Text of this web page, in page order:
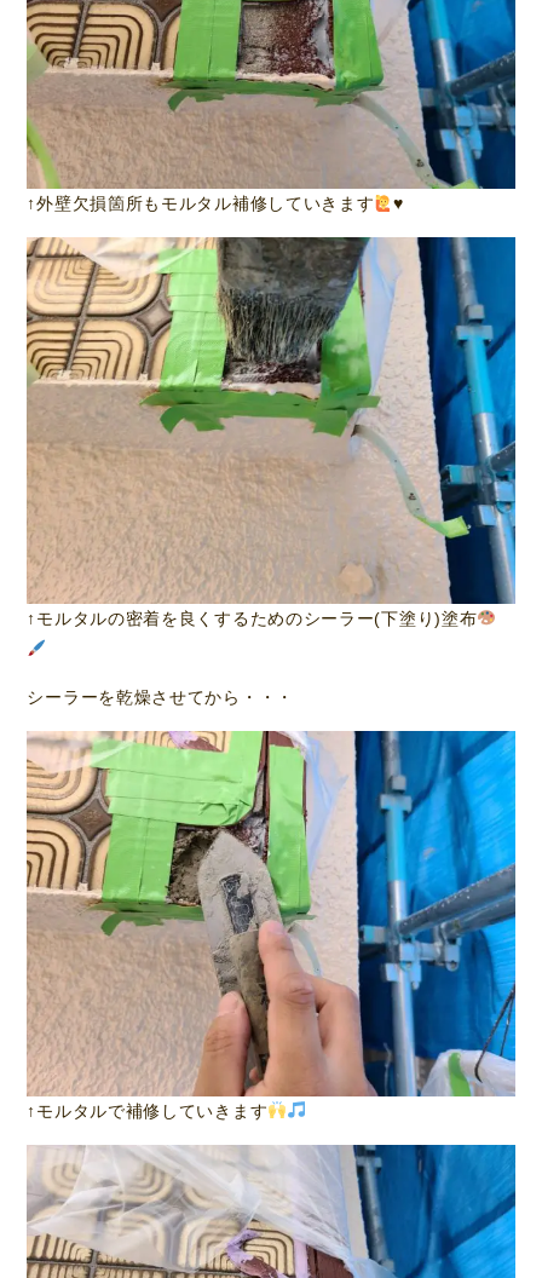
↑外壁欠損箇所もモルタル補修していきます ♥️
↑モルタルの密着を良くするためのシーラー(下塗り)塗布
シーラーを乾燥させてから・・・
↑モルタルで補修していきます